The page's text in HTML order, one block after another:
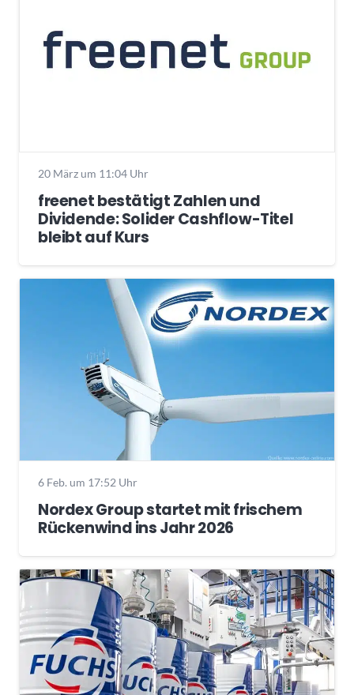
20 März um 11:04 Uhr
freenet bestätigt Zahlen und
Dividende: Solider Cashflow-Titel
bleibt auf Kurs
6 Feb. um 17:52 Uhr
Nordex Group startet mit frischem
Rückenwind ins Jahr 2026